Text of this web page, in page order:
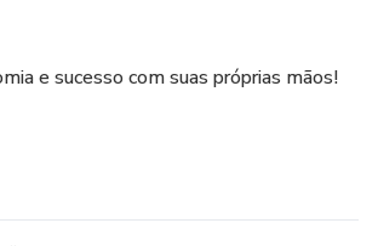
e sucesso com suas próprias mãos!